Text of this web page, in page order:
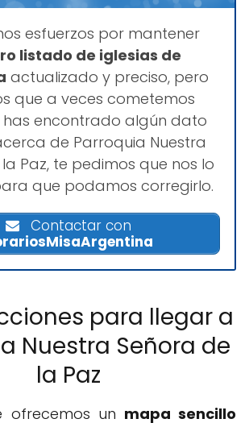
esfuerzos por mantener
listado de iglesias de
actualizado y preciso, pero
que a veces cometemos
has encontrado algún dato
de Parroquia Nuestra
Paz, te pedimos que nos lo
que podamos corregirlo.
Contactar con
para llegar a
Nuestra Señora de
la Paz
ofrecemos un mapa sencillo